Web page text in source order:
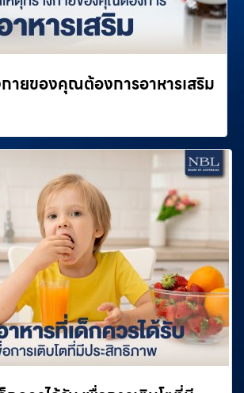
ายของคุณต้องการอาหารเสริม